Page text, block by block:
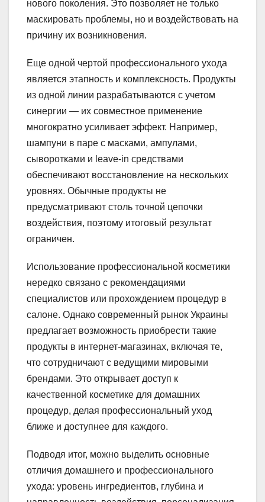
нового поколения. Это позволяет не только
маскировать проблемы, но и воздействовать на
причину их возникновения.
Еще одной чертой профессионального ухода
является этапность и комплексность. Продукты
из одной линии разрабатываются с учетом
синергии — их совместное применение
многократно усиливает эффект. Например,
шампуни в паре с масками, ампулами,
сыворотками и leave-in средствами
обеспечивают восстановление на нескольких
уровнях. Обычные продукты не
предусматривают столь точной цепочки
воздействия, поэтому итоговый результат
ограничен.
Использование профессиональной косметики
нередко связано с рекомендациями
специалистов или прохождением процедур в
салоне. Однако современный рынок Украины
предлагает возможность приобрести такие
продукты в интернет-магазинах, включая те,
что сотрудничают с ведущими мировыми
брендами. Это открывает доступ к
качественной косметике для домашних
процедур, делая профессиональный уход
ближе и доступнее для каждого.
Подводя итог, можно выделить основные
отличия домашнего и профессионального
ухода: уровень ингредиентов, глубина и